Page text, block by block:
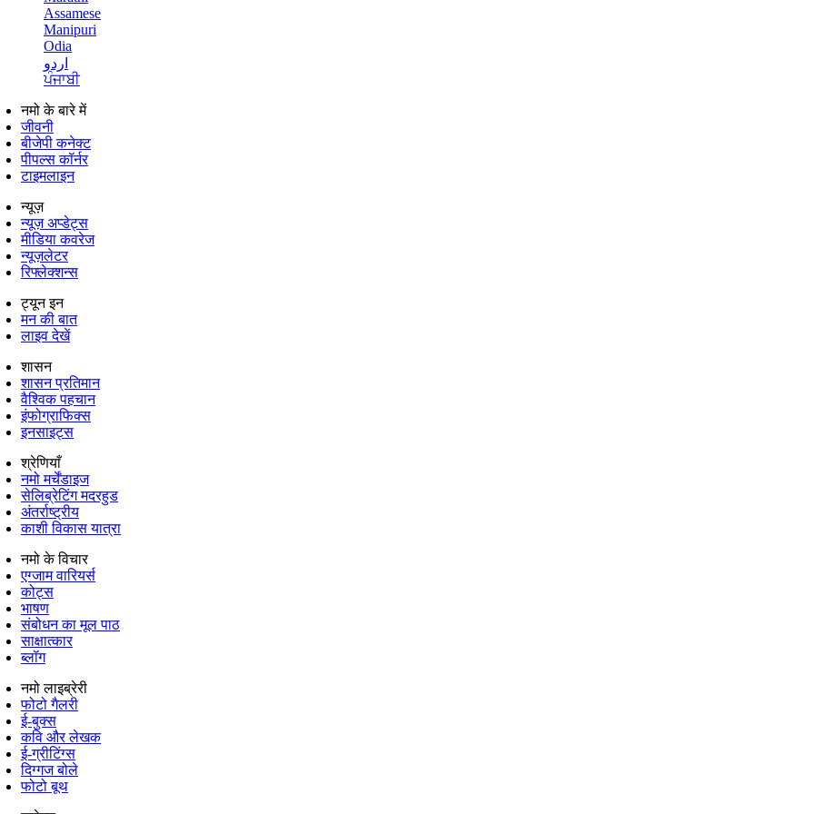
Assamese
Manipuri
Odia
اردو
ਪੰਜਾਬੀ
नमो के बारे में
जीवनी
बीजेपी कनेक्ट
पीपल्स कॉर्नर
टाइमलाइन
न्यूज़
न्यूज़ अप्डेट्स
मीडिया कवरेज
न्यूज़लेटर
रिफ्लेक्शन्स
ट्यून इन
मन की बात
लाइव देखें
शासन
शासन प्रतिमान
वैश्विक पहचान
इंफोग्राफिक्स
इनसाइट्स
श्रेणियाँ
नमो मर्चेंडाइज
सेलिब्रेटिंग मदरहुड
अंतर्राष्‍ट्रीय
काशी विकास यात्रा
नमो के विचार
एग्जाम वारियर्स
कोट्स
भाषण
संबोधन का मूल पाठ
साक्षात्कार
ब्लॉग
नमो लाइब्रेरी
फोटो गैलरी
ई-बुक्स
कवि और लेखक
ई-ग्रीटिंग्स
दिग्गज बोले
फोटो बूथ